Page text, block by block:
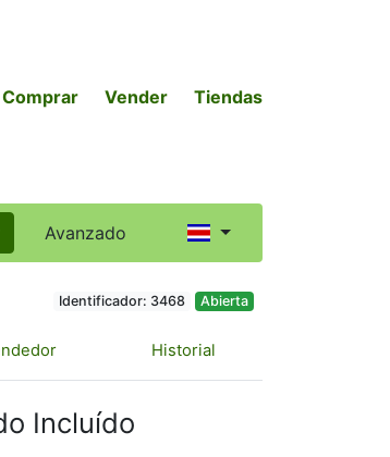
Comprar Vender Tiendas
Avanzado
Identificador: 3468 Abierta
Historial
Incluído